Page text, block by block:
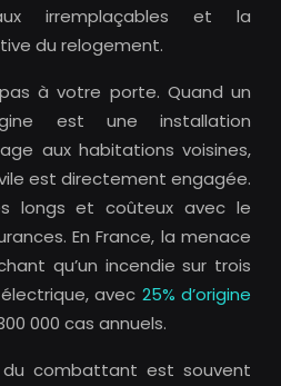
irremplaçables et la
du relogement.
à votre porte. Quand un
est une installation
aux habitations voisines,
est directement engagée.
longs et coûteux avec le
En France, la menace
qu’un incendie sur trois
avec 25% d’origine
000 cas annuels.
du combattant est souvent